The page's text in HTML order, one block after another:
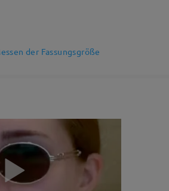
der Fassungsgröße